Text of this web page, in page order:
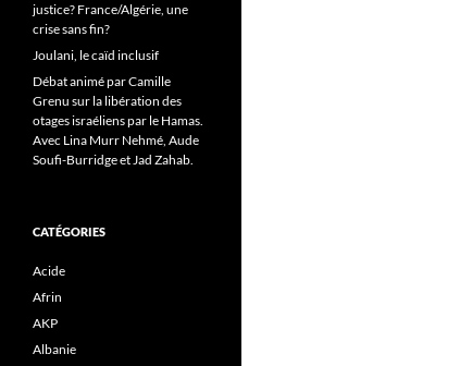
justice? France/Algérie, une
crise sans fin?
Joulani, le caïd inclusif
Débat animé par Camille
Grenu sur la libération des
otages israéliens par le Hamas.
Avec Lina Murr Nehmé, Aude
Soufi-Burridge et Jad Zahab.
CATÉGORIES
Acide
Afrin
AKP
Albanie